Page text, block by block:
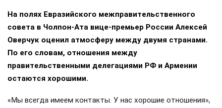
На полях Евразийского межправительственного
совета в Чолпон-Ата вице-премьер России Алексей
Оверчук оценил атмосферу между двумя странами.
По его словам, отношения между
правительственными делегациями РФ и Армении
остаются хорошими.
«Мы всегда имеем контакты. У нас хорошие отношения»,